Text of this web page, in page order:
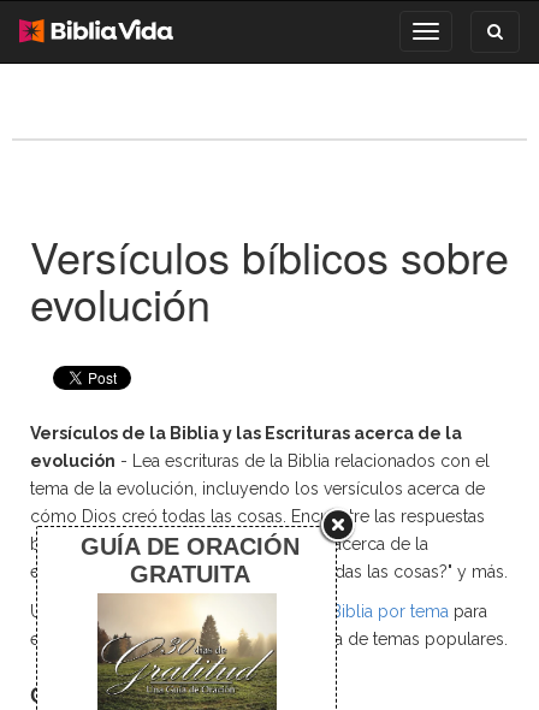
Toggle
navigation
Versículos bíblicos sobre
evolución
Versículos de la Biblia y las Escrituras acerca de la
evolución - Lea escrituras de la Biblia relacionados con el
tema de la evolución, incluyendo los versículos acerca de
cómo Dios creó todas las cosas. Encuentre las respuestas
bíblicas a las preguntas más comunes acerca de la
evolución, como "Por qué Dios creó todas las cosas?" y más.
Utilice nuestra página Versículos de la Biblia por tema para
encontrar rápidamente escrituras acerca de temas populares.
Génesis 1:31-35